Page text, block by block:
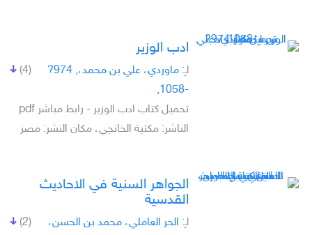
ادب الوزير
(4) لـِ:
ماوردي، علي بن محمد،, 974?
-1058,
تحميل كتاب ادب الوزير - رابط مباشر pdf
الناشر: مكتبة الخانجي، مكان النشر: مصر
الجواهر السنية في الاحاديث
القدسية
(2) لـِ: الحر العاملي، محمد بن الحسن،